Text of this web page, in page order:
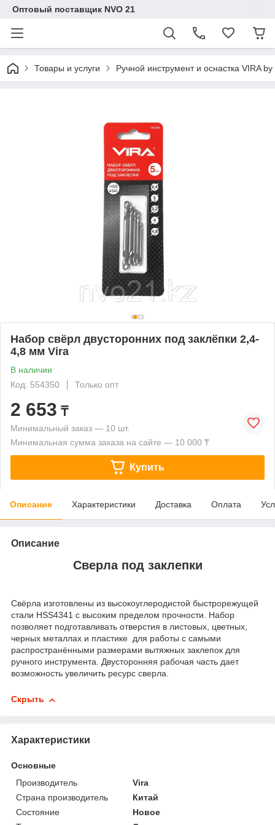
Оптовый поставщик NVO 21
Товары и услуги Ручной инструмент и оснастка VIRA by
Набор свёрл двусторонних под заклёпки 2,4-
4,8 мм Vira
В наличии
Код: 554350
Только опт
2 653 ₸
Минимальный заказ — 10 шт.
Минимальная сумма заказа на сайте — 10 000 ₸
Купить
Описание Характеристики Доставка Оплата
Описание
Сверла под заклепки
Свёрла изготовлены из высокоуглеродистой быстрорежущей
стали HSS4341 с высоким пределом прочности. Набор
позволяет подготавливать отверстия в листовых, цветных,
черных металлах и пластике для работы с самыми
распространёнными размерами вытяжных заклепок для
ручного инструмента. Двусторонняя рабочая часть дает
возможность увеличить ресурс сверла.
Скрыть
Характеристики
Основные
Производитель
Vira
Страна производитель
Китай
Состояние
Новое